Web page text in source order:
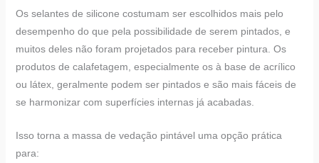
Os selantes de silicone costumam ser escolhidos mais pelo
desempenho do que pela possibilidade de serem pintados, e
muitos deles não foram projetados para receber pintura. Os
produtos de calafetagem, especialmente os à base de acrílico
ou látex, geralmente podem ser pintados e são mais fáceis de
se harmonizar com superfícies internas já acabadas.
Isso torna a massa de vedação pintável uma opção prática
para: